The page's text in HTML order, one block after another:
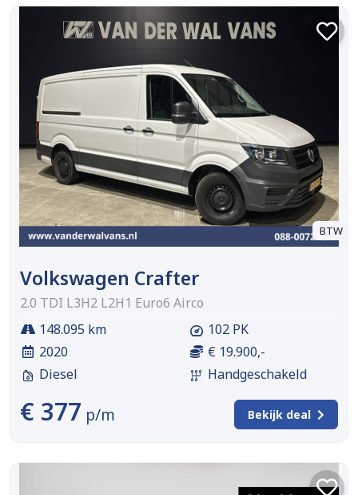
BTW
Volkswagen Crafter
2.0 TDI L3H2 L2H1 Euro6 Airco
148.095 km
2020
Diesel
102 PK
€ 19.900,-
Handgeschakeld
€ 377 p/m Bekijk deal